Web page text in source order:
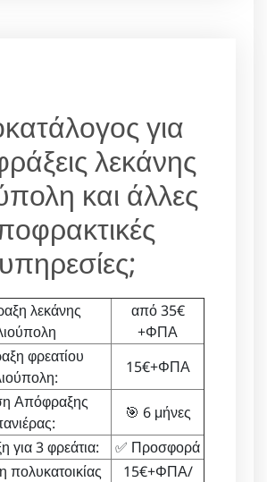
για
λεκάνης
και άλλες
υπηρεσίες;
λεκάνης
από 35€
+ΦΠΑ
φρεατίου
15€+ΦΠΑ
Απόφραξης
🎯 6 μήνες
για 3 φρεάτια:
✅ Προσφορά
15€+ΦΠΑ/